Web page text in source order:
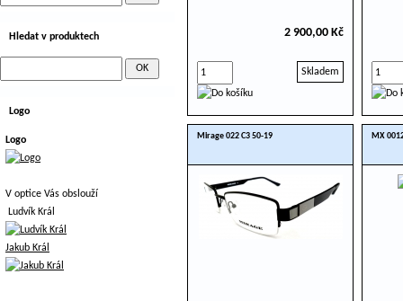
2 900,00 Kč
Skladem
Mirage 022 C3 50-19 MX
Hledat v produktech
Logo
Logo
V optice Vás obslouží
Ludvík Král
Jakub Král